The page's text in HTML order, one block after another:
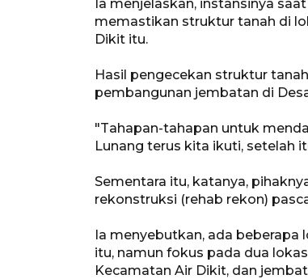
Ia menjelaskan, instansinya
memastikan struktur tanah di
Dikit itu.
Hasil pengecekan struktur
pembangunan jembatan di
"Tahapan-tahapan untuk
Lunang terus kita ikuti, setelah
Sementara itu, katanya,
rekonstruksi (rehab rekon)
Ia menyebutkan, ada beberapa
itu, namun fokus pada dua
Kecamatan Air Dikit, dan